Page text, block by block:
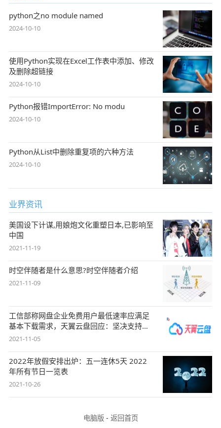
python之no module named
2024-10-10
使用Python实现在Excel工作表中添加、修改
及删除超链接
2024-10-10
Python报错ImportError: No modu
2024-10-10
Python从List中删除重复项的六种方法
2024-10-10
业界资讯
美国设下计谋,用娘炮文化重塑日本,已影响至
中国
2021-11-19
时空伴随者是什么意思?时空伴随者介绍
2021-11-09
工信部称网盘企业免费用户最低速率应满足
基本下载需求，天翼云盘回应：坚决支持，
始终
2021-11-05
2022年放假安排出炉：五一连休5天 2022
年所有节日一览表
2021-10-26
电脑版- 返回首页